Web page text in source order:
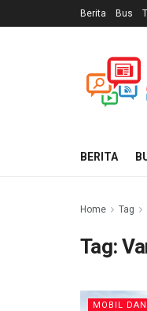
Berita Bus
BERITA
Home Tag
Tag:
MOBIL